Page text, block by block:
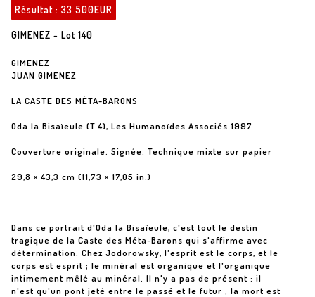
Résultat : 33 500EUR
GIMENEZ - Lot 140
GIMENEZ
JUAN GIMENEZ
LA CASTE DES MÉTA-BARONS
Oda la Bisaïeule (T.4), Les Humanoïdes Associés 1997
Couverture originale. Signée. Technique mixte sur papier
29,8 × 43,3 cm (11,73 × 17,05 in.)
Dans ce portrait d'Oda la Bisaïeule, c'est tout le destin
tragique de la Caste des Méta-Barons qui s'affirme avec
détermination. Chez Jodorowsky, l'esprit est le corps, et le
corps est esprit ; le minéral est organique et l'organique
intimement mêlé au minéral. Il n'y a pas de présent : il
n'est qu'un pont jeté entre le passé et le futur ; la mort est